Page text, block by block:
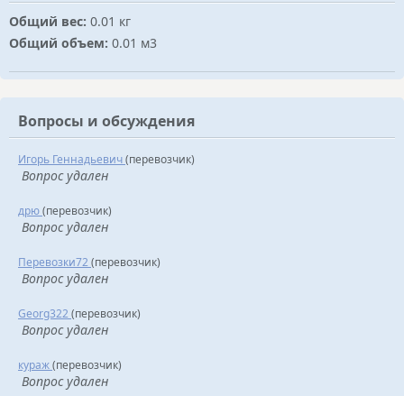
Общий вес: 0.01 кг
Общий объем: 0.01 м3
Вопросы и обсуждения
Игорь Геннадьевич(перевозчик)
Вопрос удален
дрю(перевозчик)
Вопрос удален
Перевозки72 (перевозчик)
Вопрос удален
Georg322 (перевозчик)
Вопрос удален
кураж(перевозчик)
Вопрос удален